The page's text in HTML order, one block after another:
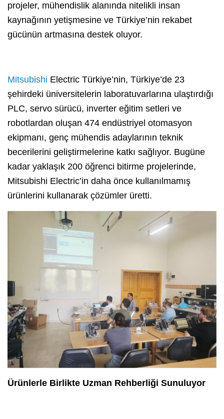
projeler, mühendislik alanında nitelikli insan
kaynağının yetişmesine ve Türkiye’nin rekabet
gücünün artmasına destek oluyor.
Mitsubishi Electric Türkiye’nin, Türkiye’de 23
şehirdeki üniversitelerin laboratuvarlarına ulaştırdığı
PLC, servo sürücü, inverter eğitim setleri ve
robotlardan oluşan 474 endüstriyel otomasyon
ekipmanı, genç mühendis adaylarının teknik
becerilerini geliştirmelerine katkı sağlıyor. Bugüne
kadar yaklaşık 200 öğrenci bitirme projelerinde,
Mitsubishi Electric’in daha önce kullanılmamış
ürünlerini kullanarak çözümler üretti.
Ürünlerle Birlikte Uzman Rehberliği Sunuluyor